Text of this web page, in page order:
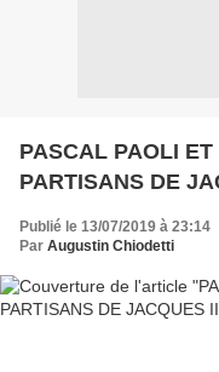
PASCAL PAOLI
PARTISANS DE
Publié le 13/07/2019 à 23:14
Par Augustin Chiodetti